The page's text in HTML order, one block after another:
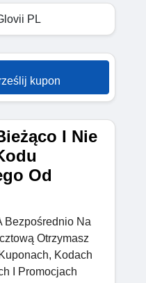
kupon
I Nie
Od
Bezpośrednio Na
Otrzymasz
Kodach
I Promocjach